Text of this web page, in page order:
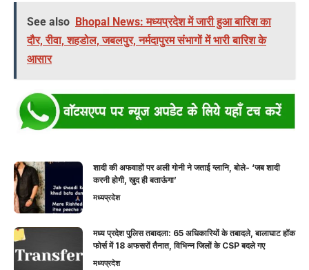
See also Bhopal News: मध्यप्रदेश में जारी हुआ बारिश का
दौर, रीवा, शहडोल, जबलपुर, नर्मदापुरम संभागों में भारी बारिश के
आसार
शादी की अफवाहों पर अली गोनी ने जताई ग्लानि, बोले- ‘जब शादी
करनी होगी, खुद ही बताऊंगा’
मध्यप्रदेश
मध्य प्रदेश पुलिस तबादला: 65 अधिकारियों के तबादले, बालाघाट हॉक
फोर्स में 18 अफसरों तैनात, विभिन्न जिलों के CSP बदले गए
मध्यप्रदेश